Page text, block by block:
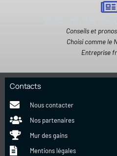
Conseils et
Choisi comme le
Entreprise
Contacts
Nous contacter
Nos partenaires
Mur des gains
Mentions légales